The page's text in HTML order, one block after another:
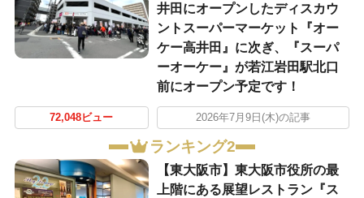
井田にオープンしたディスカウ
ントスーパーマーケット『オー
ケー高井田』に次ぎ、『スーパ
ーオーケー』が若江岩田駅北口
前にオープン予定です！
72,048ビュー 2026年7月9日(木)の記事
ランキング2
【東大阪市】東大阪市役所の最
上階にある展望レストラン『ス